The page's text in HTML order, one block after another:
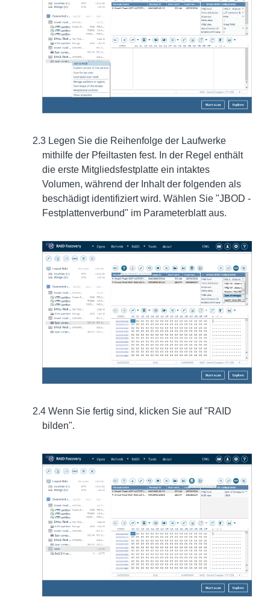
2.3 Legen Sie die Reihenfolge der Laufwerke
mithilfe der Pfeiltasten fest. In der Regel enthält
die erste Mitgliedsfestplatte ein intaktes
Volumen, während der Inhalt der folgenden als
beschädigt identifiziert wird. Wählen Sie "JBOD -
Festplattenverbund" im Parameterblatt aus.
2.4 Wenn Sie fertig sind, klicken Sie auf "RAID
bilden".